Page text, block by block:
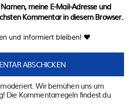
meine E-Mail-Adresse und
Kommentar in diesem Browser.
und informiert bleiben! ♥
Wir bemühen uns um
Die Kommentarregeln findest du